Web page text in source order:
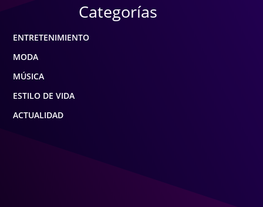
Categorías
ENTRETENIMIENTO
MODA
MÚSICA
ESTILO DE VIDA
ACTUALIDAD